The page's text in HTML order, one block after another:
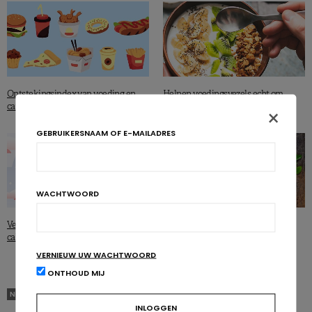
Ontstekingsindex van voeding en
cardiovasculair risico
Helpen voedingsvezels echt om
Verbrand je ‘s morgens meer
calorieën dan ‘s avonds?
NON CLASSIFIÉ(E)
×
GEBRUIKERSNAAM OF E-MAILADRES
WACHTWOORD
VERNIEUW UW WACHTWOORD
ONTHOUD MIJ